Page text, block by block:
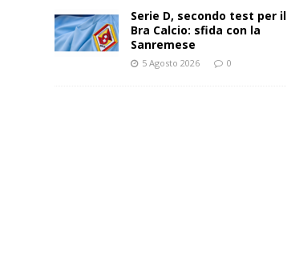
Serie D, secondo test per il
Bra Calcio: sfida con la
Sanremese
5 Agosto 2026 0